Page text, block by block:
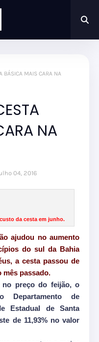
BÁSICA MAIS CARA NA
NA
04, 2016
da cesta em junho.
ajudou no aumento
do sul da Bahia
a cesta passou de
mês passado.
no preço do feijão, o
Departamento de
Estadual de Santa
de 11,93% no valor